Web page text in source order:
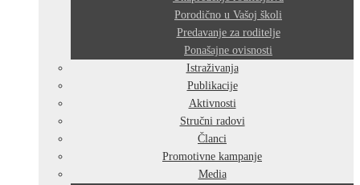
Porodično u Vašoj školi
Predavanje za roditelje
Ponašajne ovisnosti
Istraživanja
Publikacije
Aktivnosti
Stručni radovi
Članci
Promotivne kampanje
Media